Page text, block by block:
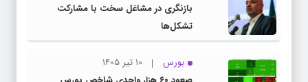
بازنگری در مشاغل سخت با مشارکت
تشکل‌ها
بورس
10 تیر 1405